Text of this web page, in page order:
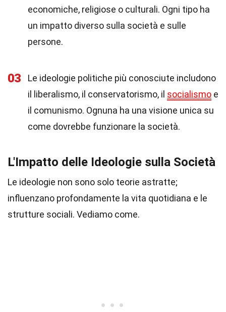
economiche, religiose o culturali. Ogni tipo ha
un impatto diverso sulla società e sulle
persone.
03
Le ideologie politiche più conosciute includono
il liberalismo, il conservatorismo, il socialismo e
il comunismo. Ognuna ha una visione unica su
come dovrebbe funzionare la società.
L'Impatto delle Ideologie sulla Società
Le ideologie non sono solo teorie astratte;
influenzano profondamente la vita quotidiana e le
strutture sociali. Vediamo come.